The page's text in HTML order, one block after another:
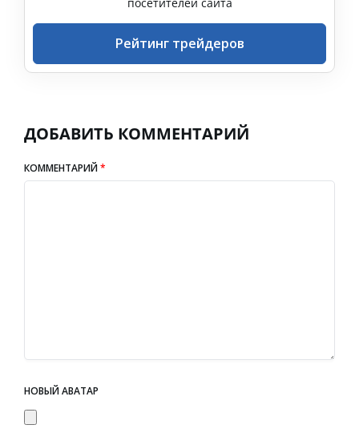
Рейтинг трейдеров
ДОБАВИТЬ КОММЕНТАРИЙ
КОММЕНТАРИЙ*
НОВЫЙ АВАТАР